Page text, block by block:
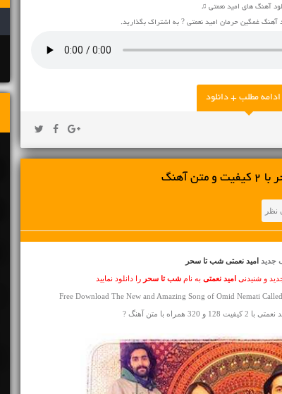
آهنگ های امید نعمتی ♫
آهنگ غمگین حرمان امید نعمتی ? به اشتراک بگذارید.
ادامه مطلب + دانلود
نظر
جدید امید نعمتی شب تا سحر
و شنیدنیامید نعمتی به نامشب تا سحر را دانلود نمایید
Free Download The New and Amazing Song of Omid Nemati
با متن آهنگ ?